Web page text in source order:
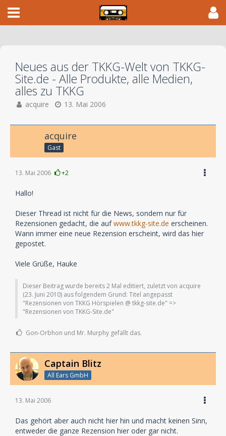
Neues aus der TKKG-Welt von TKKG-
Site.de - Alle Produkte, alle Medien,
alles zu TKKG
acquire 13. Mai 2006
acquire
Gast
13. Mai 2006 +2
Hallo!
Dieser Thread ist nicht für die News, sondern nur für
Rezensionen gedacht, die aufwww.tkkg-site.de erscheinen.
Wann immer eine neue Rezension erscheint, wird das hier
gepostet.
Viele Grüße, Hauke
Dieser Beitrag wurde bereits 2 Mal editiert, zuletzt von acquire
(23. Juni 2010) aus folgendem Grund: Titel angepasst
"Rezensionen von TKKG Hörspielen @ tkkg-site.de" =>
"Rezensionen von TKKG-Site.de"
Gon-Orbhon und Mr. Murphy gefällt das.
Captain Blitz
All Ears GmbH
13. Mai 2006
Das gehört aber auch nicht hier hin und macht keinen Sinn,
entweder die ganze Rezension hier oder gar nicht.